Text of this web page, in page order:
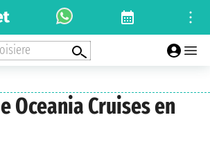
Oceania Cruises en